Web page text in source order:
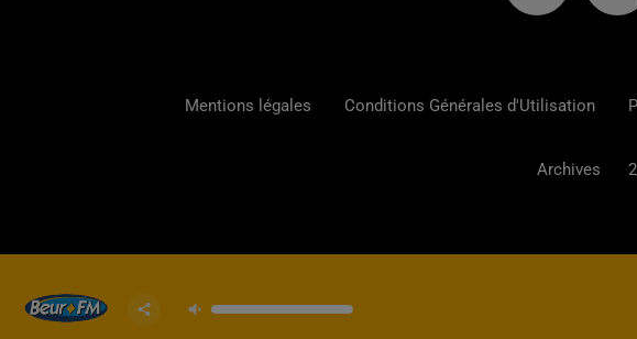
Mentions légales Conditions Générales d'Utilisation
Archives